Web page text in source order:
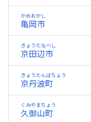
亀岡市
かめおかし
京田辺市
きょうたなべし
京丹波町
きょうたんばちょう
久御山町
くみやまちょう